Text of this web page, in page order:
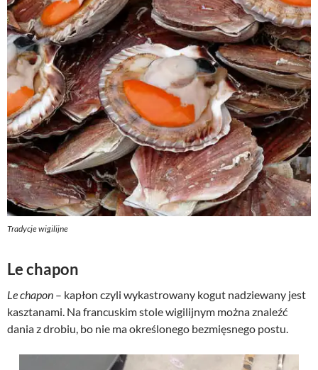
Tradycje wigilijne
Le chapon
Le chapon – kapłon czyli wykastrowany kogut nadziewany jest
kasztanami. Na francuskim stole wigilijnym można znaleźć
dania z drobiu, bo nie ma określonego bezmięsnego postu.